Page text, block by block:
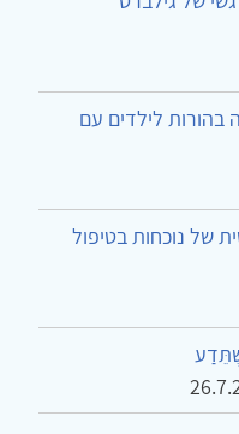
לילדים עם
של נוכחות בטיפול